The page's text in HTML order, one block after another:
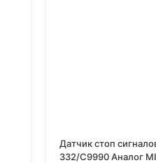
Датчик стоп
332/C9990 Аналог